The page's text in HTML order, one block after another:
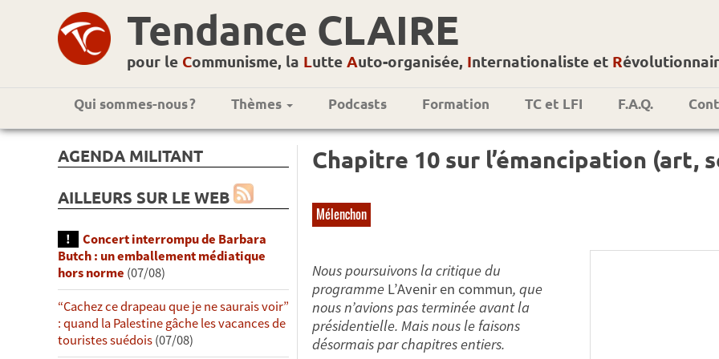
Tendance CLAIRE
pour le Communisme, la Lutte Auto-organisée, Internationaliste et Révolutionnair
Qui sommes-nous ? Thèmes Podcasts Formation TC et LFI F.A.Q.
AGENDA MILITANT
AILLEURS SUR LE WEB
Concert interrompu de Barbara
Butch : un emballement médiatique
hors norme (07/08)
“Cachez ce drapeau que je ne saurais voir”
: quand la Palestine gâche les vacances de
touristes suédois(07/08)
Chapitre 10 sur l’émancipation (art,
Mélenchon
Nous poursuivons la critique du
programme L’Avenir en commun, que
nous n’avions pas terminée avant la
présidentielle. Mais nous le faisons
désormais par chapitres entiers.